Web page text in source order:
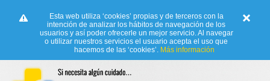
Esta web utiliza ‘cookies’ propias y de terceros con la
intención de analizar los hábitos de navegación de los
usuarios y así poder ofrecerle un mejor servicio. Al navegar
o utilizar nuestros servicios el usuario acepta el uso que
hacemos de las ‘cookies’. Más información